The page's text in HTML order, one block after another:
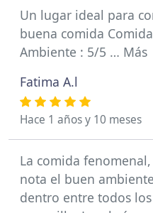
Un lugar ideal para
buena comida
Ambiente : 5/5 … Más
Fatima A.l
Hace 1 años y 10 meses
La comida
nota el buen
dentro entre todos